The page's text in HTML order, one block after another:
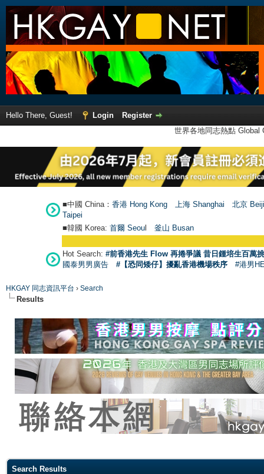
Hello There, Guest! Login
Register
世界各地同志熱點
■中國 China： 香港 Hong Kong 上海 Shanghai
北京
Taipei
■韓國 Korea: 首爾 Seoul 釜山 Busan
Hot Search: #前香港先生 Flow 再捲爭議 昔日鍾培生百萬
國泰男男廣告
#【恐同矮仔】擾亂香港機場秩序 #港男
HKGAY 同志資訊平台 › Search
Results
Search Results